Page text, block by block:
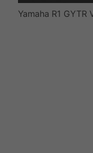
Yamaha R1